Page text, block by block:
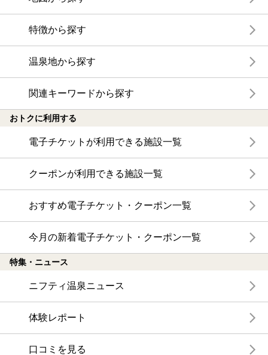
特徴から探す
温泉地から探す
関連キーワードから探す
おトクに利用する
電子チケットが利用できる施設一覧
クーポンが利用できる施設一覧
おすすめ電子チケット・クーポン一覧
今月の新着電子チケット・クーポン一覧
特集・ニュース
ニフティ温泉ニュース
体験レポート
口コミを見る